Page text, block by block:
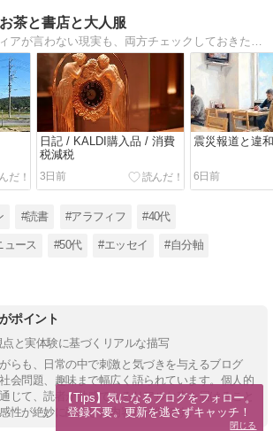
茶と書店と大人服
日記 / KALDI購入品 / 消費
税減税
3日前
震災報道と違
6日前
#読書 #アラフィフ #40代
ュース #50代 #エッセイ #自分軸
ポイント
点と実体験に基づくリアルな描写
らも、日常の中で刺激と気づきを与えるブログ
会問題、趣味まで幅広く語られています。個人的
じて、読者が共感できるリアルな声を届けること
性が絶妙に融合した内容が特徴です。
【Tips】気になるブログをフォロー。
登録不要。更新を逃さずキャッチ！
閉じる